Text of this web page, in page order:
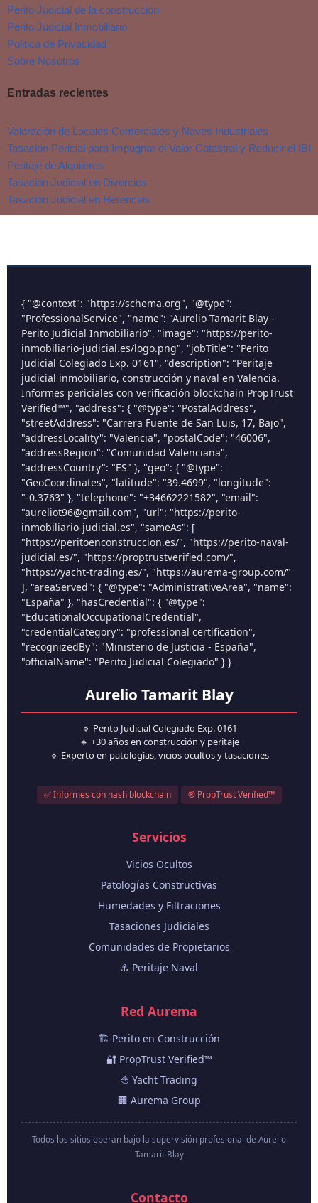
Perito Judicial de la construcción
Perito Judicial Inmobiliario
Politica de Privacidad
Sobre Nosotros
Entradas recientes
Valoración de Locales Comerciales y Naves Industriales
Tasación Pericial para Impugnar el Valor Catastral y Reducir el IBI
Peritaje de Alquileres
Tasación Judicial en Divorcios
Tasación Judicial en Herencias
{ "@context": "https://schema.org", "@type":
"ProfessionalService", "name": "Aurelio Tamarit Blay -
Perito Judicial Inmobiliario", "image": "https://perito-
inmobiliario-judicial.es/logo.png", "jobTitle": "Perito
Judicial Colegiado Exp. 0161", "description": "Peritaje
judicial inmobiliario, construcción y naval en Valencia.
Informes periciales con verificación blockchain PropTrust
Verified™", "address": { "@type": "PostalAddress",
"streetAddress": "Carrera Fuente de San Luis, 17, Bajo",
"addressLocality": "Valencia", "postalCode": "46006",
"addressRegion": "Comunidad Valenciana",
"addressCountry": "ES" }, "geo": { "@type":
"GeoCoordinates", "latitude": "39.4699", "longitude":
"-0.3763" }, "telephone": "+34662221582", "email":
"aureliot96@gmail.com", "url": "https://perito-
inmobiliario-judicial.es", "sameAs": [
"https://peritoenconstruccion.es/", "https://perito-naval-
judicial.es/", "https://proptrustverified.com/",
"https://yacht-trading.es/", "https://aurema-group.com/"
], "areaServed": { "@type": "AdministrativeArea", "name":
"España" }, "hasCredential": { "@type":
"EducationalOccupationalCredential",
"credentialCategory": "professional certification",
"recognizedBy": "Ministerio de Justicia - España",
"officialName": "Perito Judicial Colegiado" } }
Aurelio Tamarit Blay
🔹 Perito Judicial Colegiado Exp. 0161
🔹 +30 años en construcción y peritaje
🔹 Experto en patologías, vicios ocultos y tasaciones
✅ Informes con hash blockchain ® PropTrust Verified™
Servicios
Vicios Ocultos
Patologías Constructivas
Humedades y Filtraciones
Tasaciones Judiciales
Comunidades de Propietarios
⚓ Peritaje Naval
Red Aurema
🏗️ Perito en Construcción
🔐 PropTrust Verified™
⛵ Yacht Trading
🏢 Aurema Group
Todos los sitios operan bajo la supervisión profesional de Aurelio
Tamarit Blay
Contacto